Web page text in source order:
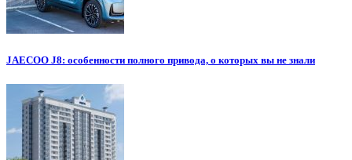
JAECOO J8: особенности полного привода, о которых вы не знали